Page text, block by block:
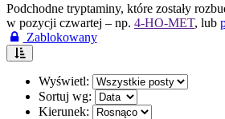
Podchodne tryptaminy, które zostały
w pozycji czwartej – np. 4-HO-MET, lub
Zablokowany
Wyświetl:
Sortuj wg:
Kierunek: